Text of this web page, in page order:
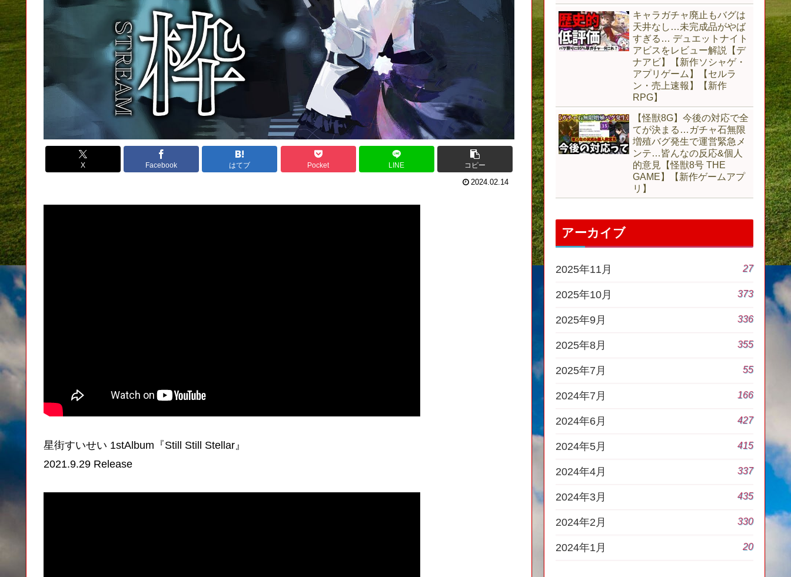
X Facebook はてブ Pocket LINE コピー
2024.02.14
星街すいせい 1stAlbum『Still Still Stellar』
2021.9.29 Release
キャラガチャ廃止もバグは
天井なし…未完成品がやば
すぎる… デュエットナイト
アビスをレビュー解説【デ
ナアビ】【新作ソシャゲ・
アプリゲーム】【セルラ
ン・売上速報】【新作
RPG】
【怪獣8G】今後の対応で全
てが決まる…ガチャ石無限
増殖バグ発生で運営緊急メ
ンテ…皆んなの反応&個人
的意見【怪獣8号 THE
GAME】【新作ゲームアプ
リ】
アーカイブ
2025年11月 27
2025年10月 373
2025年9月 336
2025年8月 355
2025年7月 55
2024年7月 166
2024年6月 427
2024年5月 415
2024年4月 337
2024年3月 435
2024年2月 330
2024年1月 20